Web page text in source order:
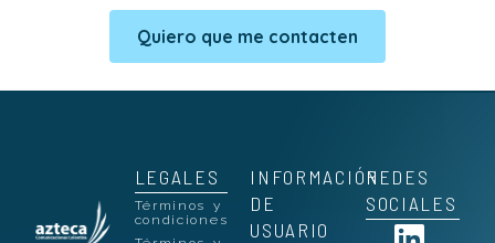
Quiero que me contacten
LEGALES
Términos y
condiciones
INFORMACIÓN
DE
USUARIO
REDES
SOCIALES